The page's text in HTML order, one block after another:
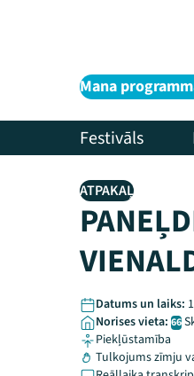
Mana
Festivāls
ATPAKAĻ
Datums un laiks:
Norises vieta: 66
Piekļūstamība
Tulkojums zīmju